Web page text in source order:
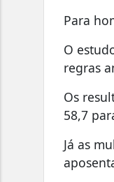
Para
O
regras
Os
58,7
Já as